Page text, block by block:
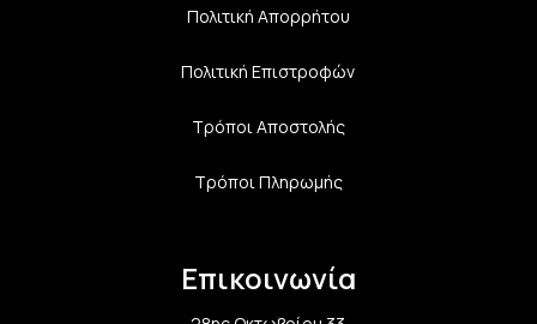
Πολιτική Aπορρήτου
Πολιτική Επιστροφών
Τρόποι Αποστολής
Τρόποι Πληρωμής
Επικοινωνία